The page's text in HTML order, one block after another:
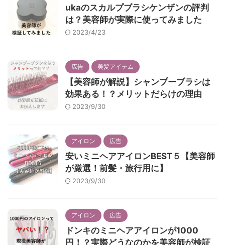
ukaのスカルプブラシケンザンの評判
は？美容師が実際に使ってみました
2023/4/23
広告 美髪アイテム
【美容師が解説】シャンプーブラシは
効果ある！？メリットだらけの理由
2023/9/30
アイロン 広告
安いミニヘアアイロンBEST５【美容師
が厳選！前髪・旅行用に】
2023/9/30
アイロン 広告
ドンキのミニヘアアイロンが1000
円！？実際どうなのかを美容師が検証